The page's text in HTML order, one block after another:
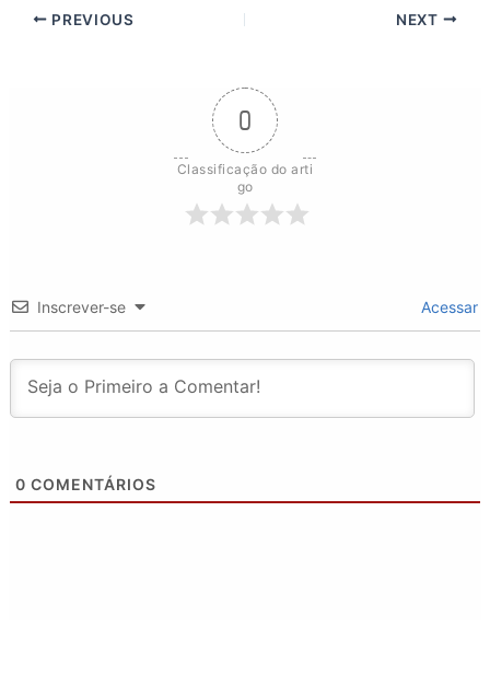
PREVIOUS NEXT
0
Classificação do arti
go
Inscrever-se Acessar
0 COMENTÁRIOS